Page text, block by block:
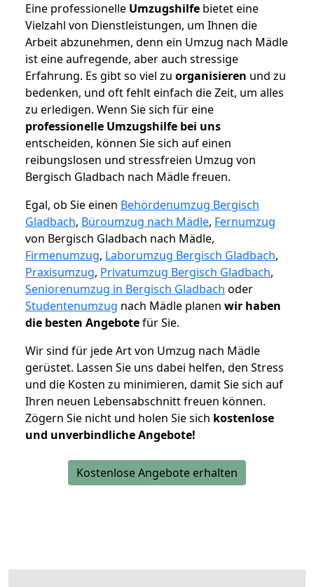
Eine professionelle Umzugshilfe bietet eine
Vielzahl von Dienstleistungen, um Ihnen die
Arbeit abzunehmen, denn ein Umzug nach Mädle
ist eine aufregende, aber auch stressige
Erfahrung. Es gibt so viel zu organisieren und zu
bedenken, und oft fehlt einfach die Zeit, um alles
zu erledigen. Wenn Sie sich für eine
professionelle Umzugshilfe bei uns
entscheiden, können Sie sich auf einen
reibungslosen und stressfreien Umzug von
Bergisch Gladbach nach Mädle freuen.
Egal, ob Sie einen Behördenumzug Bergisch
Gladbach, Büroumzug nach Mädle, Fernumzug
von Bergisch Gladbach nach Mädle,
Firmenumzug, Laborumzug Bergisch Gladbach,
Praxisumzug, Privatumzug Bergisch Gladbach,
Seniorenumzug in Bergisch Gladbach oder
Studentenumzug nach Mädle planen wir haben
die besten Angebotefür Sie.
Wir sind für jede Art von Umzug nach Mädle
gerüstet. Lassen Sie uns dabei helfen, den Stress
und die Kosten zu minimieren, damit Sie sich auf
Ihren neuen Lebensabschnitt freuen können.
Zögern Sie nicht und holen Sie sich kostenlose
und unverbindliche Angebote!
Kostenlose Angebote erhalten